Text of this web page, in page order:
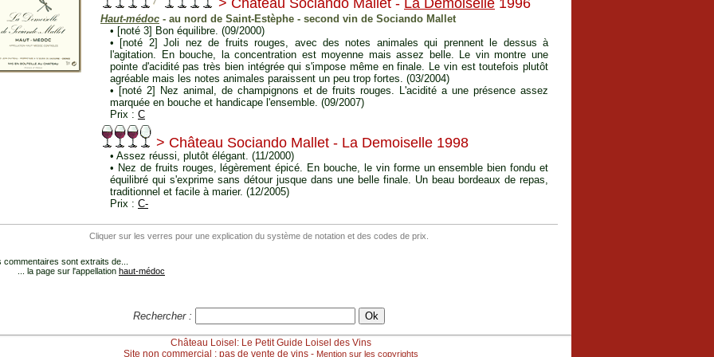
> Château Sociando Mallet - La Demoiselle 1996
Haut-médoc - au nord de Saint-Estèphe - second vin de Sociando Mallet
• [noté 3] Bon équilibre. (09/2000)
• [noté 2] Joli nez de fruits rouges, avec des notes animales qui prennent le dessus à
l'agitation. En bouche, la concentration est moyenne mais assez belle. Le vin montre une
pointe d'acidité pas très bien intégrée qui s'impose même en finale. Le vin est toutefois plutôt
agréable mais les notes animales paraissent un peu trop fortes. (03/2004)
• [noté 2] Nez animal, de champignons et de fruits rouges. L'acidité a une présence assez
marquée en bouche et handicape l'ensemble. (09/2007)
Prix : C
> Château Sociando Mallet - La Demoiselle 1998
• Assez réussi, plutôt élégant. (11/2000)
• Nez de fruits rouges, légèrement épicé. En bouche, le vin forme un ensemble bien fondu et
équilibré qui s'exprime sans détour jusque dans une belle finale. Un beau bordeaux de repas,
traditionnel et facile à marier. (12/2005)
Prix : C-
Cliquer sur les verres pour une explication du système de notation et des codes de prix.
commentaires sont extraits de...
... la page sur l'appellation haut-médoc
Rechercher :
Château Loisel: Le Petit Guide Loisel des Vins
Site non commercial : pas de vente de vins - Mention sur les copyrights